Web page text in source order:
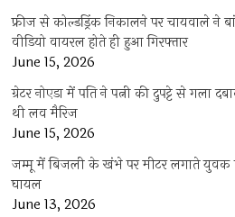
फ्रीज से कोल्डड्रिंक निकालने पर चायवाले ने
वीडियो वायरल होते ही हुआ गिरफ्तार
June 15, 2026
ग्रेटर नोएडा में पति ने पत्नी की दुपट्टे से गला
थी लव मैरिज
June 15, 2026
जम्मू में बिजली के खंभे पर मीटर लगाते
घायल
June 13, 2026